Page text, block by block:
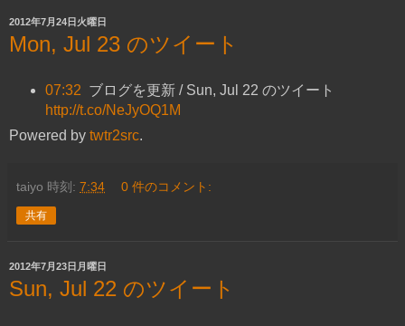
2012年7月24日火曜日
Mon, Jul 23 のツイート
07:32 ブログを更新 / Sun, Jul 22 のツイート
http://t.co/NeJyOQ1M
Powered by twtr2src.
taiyo 時刻: 7:34 0 件のコメント:
共有
2012年7月23日月曜日
Sun, Jul 22 のツイート